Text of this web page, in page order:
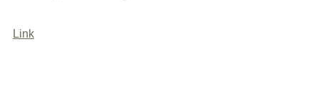
Link